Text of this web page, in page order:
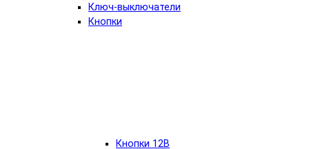
Ключ-выключатели
Кнопки
Кнопки 12В